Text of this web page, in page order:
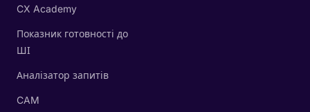
CX Academy
Показник готовності до
ШІ
Аналізатор запитів
CAM